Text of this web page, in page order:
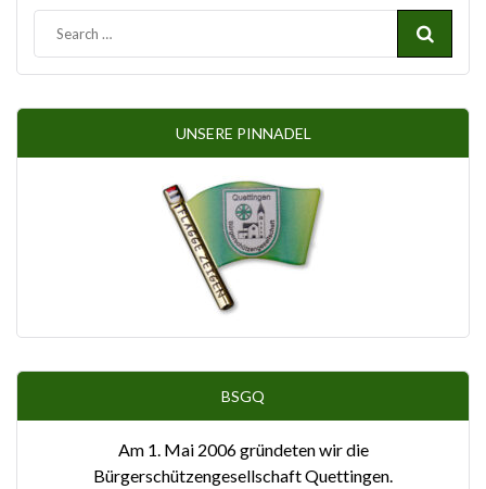
UNSERE PINNADEL
BSGQ
Am 1. Mai 2006 gründeten wir die
Bürgerschützengesellschaft Quettingen.